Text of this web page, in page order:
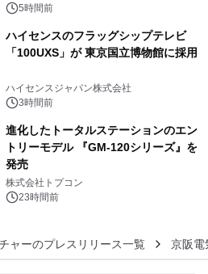
5時間前
ハイセンスのフラッグシップテレビ
「100UXS」が 東京国立博物館に採用
ハイセンスジャパン株式会社
3時間前
進化したトータルステーションのエン
トリーモデル 『GM-120シリーズ』を
発売
株式会社トプコン
23時間前
ャーのプレスリリース一覧 京阪電